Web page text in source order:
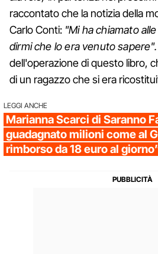
raccontato che la notizia della
Carlo Conti: "Mi ha chiamato
dirmi che lo era venuto sapere".
dell'operazione di questo libro,
di un ragazzo che si era
LEGGI ANCHE
Marianna Scarci di Saranno
guadagnato milioni come al
rimborso da 18 euro al